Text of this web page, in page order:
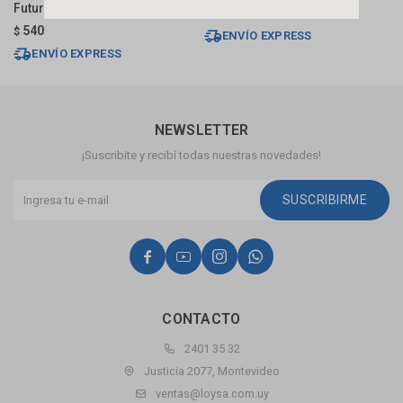
Future
$ 540
ENVÍO EXPRESS
ENVÍO EXPRESS
CONTACTO
2401 35 32
Justicia 2077, Montevideo
ventas@loysa.com.uy
NEWSLETTER
¡Suscribite y recibí todas nuestras novedades!
SUSCRIBIRME
   